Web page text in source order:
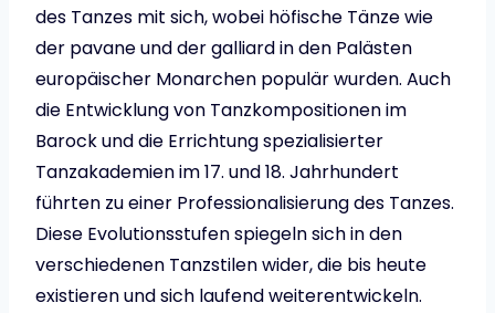
des Tanzes mit sich, wobei höfische Tänze wie
der pavane und der galliard in den Palästen
europäischer Monarchen populär wurden. Auch
die Entwicklung von Tanzkompositionen im
Barock und die Errichtung spezialisierter
Tanzakademien im 17. und 18. Jahrhundert
führten zu einer Professionalisierung des Tanzes.
Diese Evolutionsstufen spiegeln sich in den
verschiedenen Tanzstilen wider, die bis heute
existieren und sich laufend weiterentwickeln.